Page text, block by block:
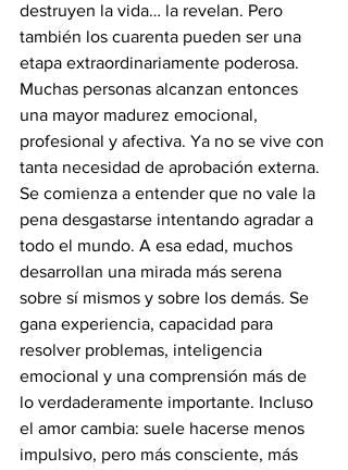
destruyen la vida… la revelan. Pero
también los cuarenta pueden ser una
etapa extraordinariamente poderosa.
Muchas personas alcanzan entonces
una mayor madurez emocional,
profesional y afectiva. Ya no se vive con
tanta necesidad de aprobación externa.
Se comienza a entender que no vale la
pena desgastarse intentando agradar a
todo el mundo. A esa edad, muchos
desarrollan una mirada más serena
sobre sí mismos y sobre los demás. Se
gana experiencia, capacidad para
resolver problemas, inteligencia
emocional y una comprensión más de
lo verdaderamente importante. Incluso
el amor cambia: suele hacerse menos
impulsivo, pero más consciente, más